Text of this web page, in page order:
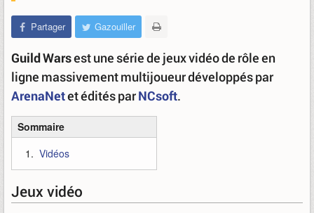
Partager Gazouiller
Guild Warsest une série de jeux vidéo de rôle en
ligne massivement multijoueur développés par
ArenaNetet édités parNCsoft.
Sommaire
Vidéos
Jeux vidéo